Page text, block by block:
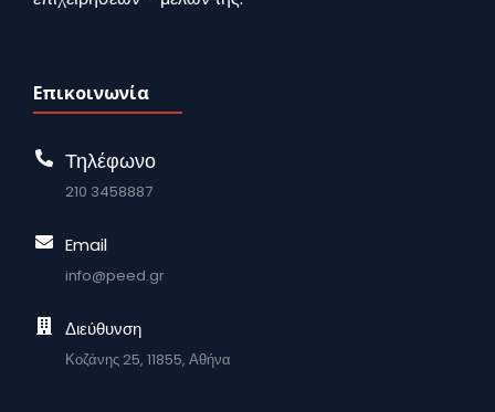
Επικοινωνία
Τηλέφωνο
210 3458887
Email
info@peed.gr
Διεύθυνση
Κοζάνης 25, 11855, Αθήνα